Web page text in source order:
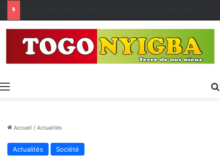
Menu
Accueil / Actualités
Actualités Société